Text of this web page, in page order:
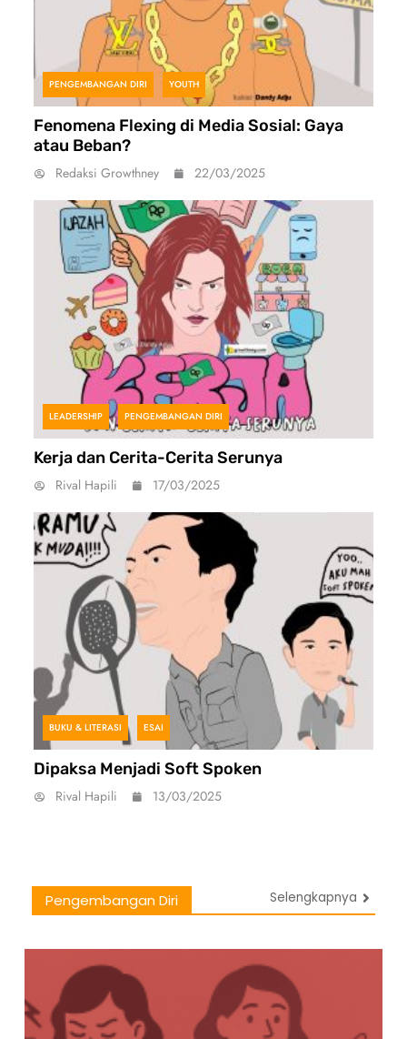
PENGEMBANGAN DIRI YOUTH
Fenomena Flexing di Media Sosial: Gaya
atau Beban?
Redaksi Growthney 22/03/2025
LEADERSHIP PENGEMBANGAN DIRI
Kerja dan Cerita-Cerita Serunya
Rival Hapili 17/03/2025
BUKU & LITERASI ESAI
Dipaksa Menjadi Soft Spoken
Rival Hapili 13/03/2025
Pengembangan Diri Selengkapnya